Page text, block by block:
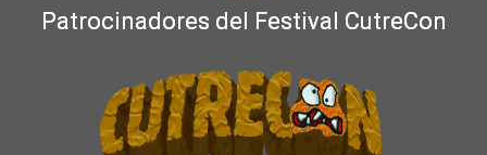
Patrocinadores del Festival CutreCon